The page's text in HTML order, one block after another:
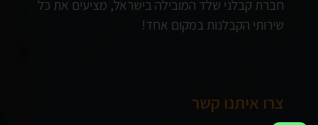
חברת קבלני שלד המובילה בישראל, מציעים את כל
שירותי הקבלנות במקום אחד!
צרו איתנו קשר